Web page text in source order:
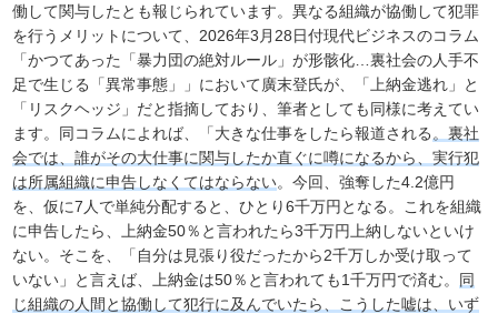
働して関与したとも報じられています。異なる組織が協働して犯罪
を行うメリットについて、2026年3月28日付現代ビジネスのコラム
「かつてあった「暴力団の絶対ルール」が形骸化…裏社会の人手不
足で生じる「異常事態」」において廣末登氏が、「上納金逃れ」と
「リスクヘッジ」だと指摘しており、筆者としても同様に考えてい
ます。同コラムによれば、「大きな仕事をしたら報道される 。裏社
会では、誰がその大仕事に関与したか直ぐに噂になるから、実行犯
は所属組織に申告しなくてはならない。今回、強奪した4.2億円
を、仮に7人で単純分配すると、ひとり6千万円となる。これを組織
に申告したら、上納金50％と言われたら3千万円上納しないといけ
ない。そこを、「自分は見張り役だったから2千万しか受け取って
いない」と言えば、上納金は50％と言われても1千万円で済む。 同
じ組織の人間と協働して犯行に及んでいたら、こうした嘘は、いず